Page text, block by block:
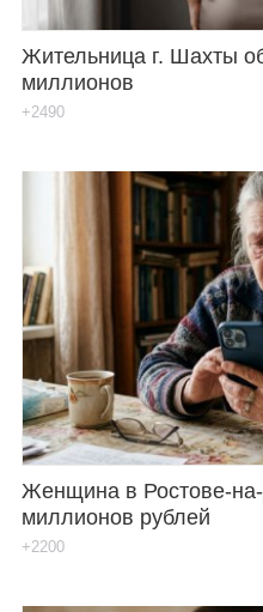
Жительница г. Шахты
миллионов
+2490
Женщина в Ростове-
миллионов рублей
+2200